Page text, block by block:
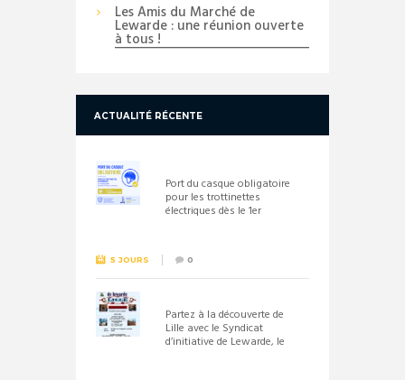
Les Amis du Marché de
Lewarde : une réunion ouverte
à tous !
ACTUALITÉ RÉCENTE
Port du casque obligatoire
pour les trottinettes
électriques dès le 1er
5 JOURS 0
Partez à la découverte de
Lille avec le Syndicat
d’initiative de Lewarde, le